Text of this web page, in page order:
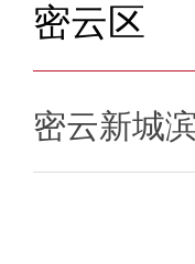
密云区
密云新城